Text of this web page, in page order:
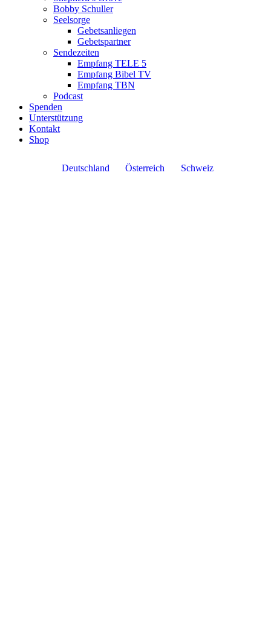
Bobby Schuller
Seelsorge
Gebetsanliegen
Gebetspartner
Sendezeiten
Empfang TELE 5
Empfang Bibel TV
Empfang TBN
Podcast
Spenden
Unterstützung
Kontakt
Shop
Deutschland Österreich Schweiz